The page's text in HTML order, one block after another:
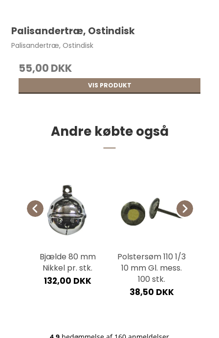
55,00 DKK
Palisandertræ, Ostindisk
Palisandertræ, Ostindisk
55,00 DKK
VIS PRODUKT
Andre købte også
Bjælde 80 mm
Nikkel pr. stk.
132,00 DKK
Polstersøm 110 1/3
10 mm Gl. mess.
100 stk.
38,50 DKK